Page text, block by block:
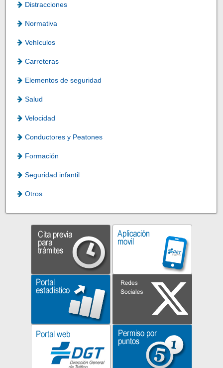
Distracciones
Normativa
Vehículos
Carreteras
Elementos de seguridad
Salud
Velocidad
Conductores y Peatones
Formación
Seguridad infantil
Otros